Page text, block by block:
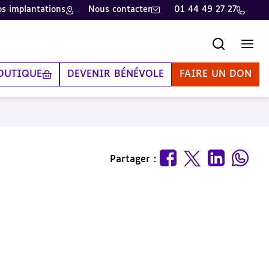
implantations Nous contacter 01 44 49 27 27
DEVENIR BÉNÉVOLE FAIRE UN DON
Partager :